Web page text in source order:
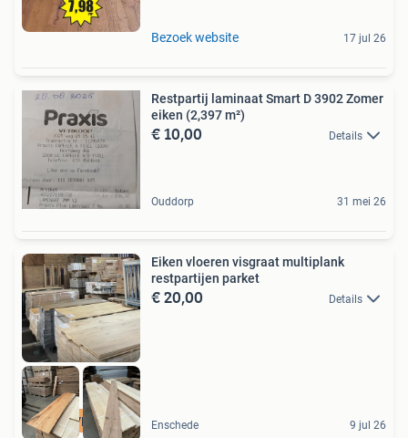
Bezoek website 17 jul 26
Restpartij laminaat Smart D 3902 Zomer
eiken (2,397 m²)
€ 10,00 Details
Ouddorp 31 mei 26
PARTIJVERKOOP SALE
Eiken vloeren visgraat multiplank
restpartijen parket
€ 20,00 Details
Enschede 9 jul 26